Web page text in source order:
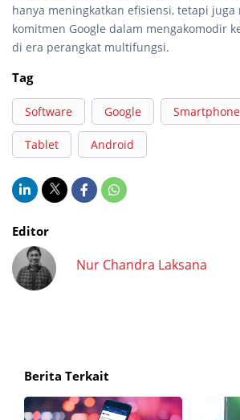
hanya meningkatkan efisiensi, tetapi juga
komitmen Google dalam mengakomodir
di era perangkat multifungsi.
Tag
Software Google
Tablet Android
Editor
Nur Chandra Laksana
Berita Terkait